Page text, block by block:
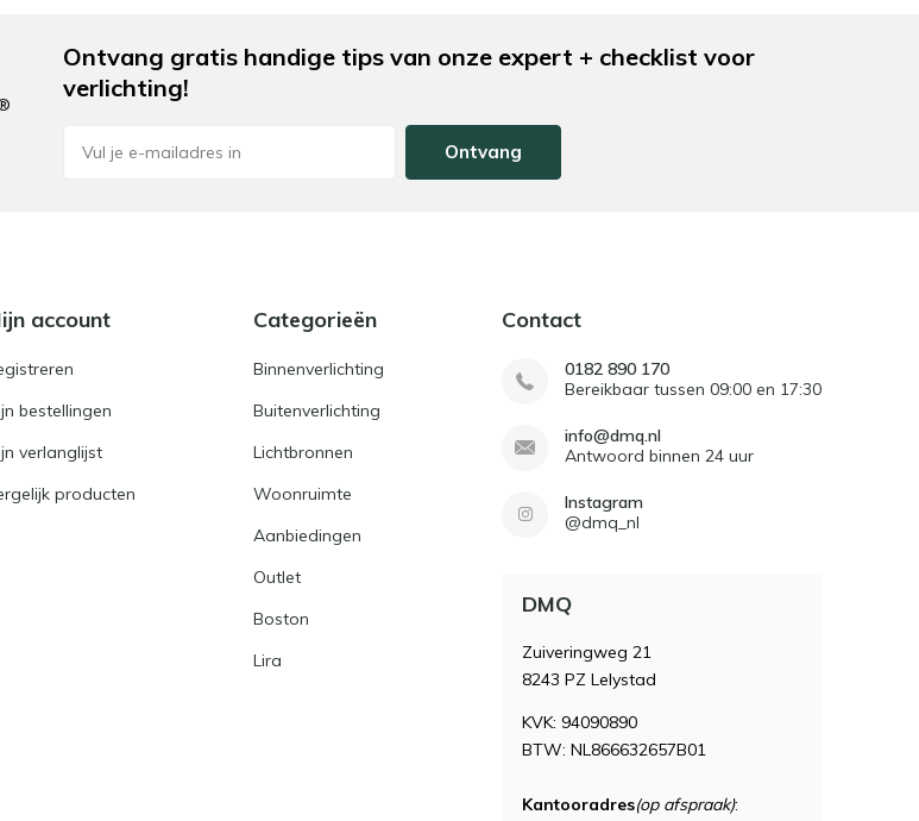
Ontvang gratis handige tips van onze expert + checklist voor
verlichting!
Ontvang
account
bestellingen
verlanglijst
producten
Categorieën
Binnenverlichting
Buitenverlichting
Lichtbronnen
Woonruimte
Aanbiedingen
Outlet
Boston
Lira
Contact
0182 890 170
Bereikbaar tussen 09:00 en 17:30
info@dmq.nl
Antwoord binnen 24 uur
Instagram
@dmq_nl
DMQ
Zuiveringweg 21
8243 PZ Lelystad
KVK: 94090890
BTW: NL866632657B01
Kantooradres(op afspraak):